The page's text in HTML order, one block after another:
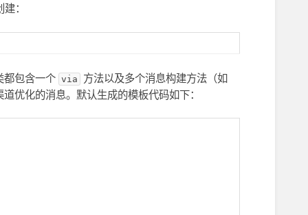
：
都包含一个 via
方法以及多个消息构建方法（如
优化的消息。默认生成的模板代码如下：